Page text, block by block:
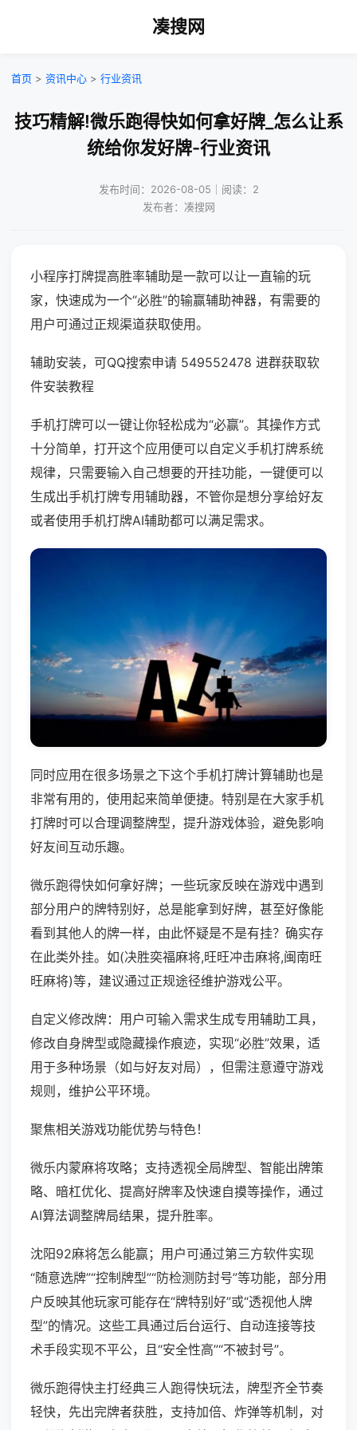
凑搜网
首页 > 资讯中心 > 行业资讯
技巧精解!微乐跑得快如何拿好牌_怎么让系
统给你发好牌-行业资讯
发布时间：2026-08-05｜阅读：2
发布者：凑搜网
小程序打牌提高胜率辅助是一款可以让一直输的玩
家，快速成为一个“必胜”的输赢辅助神器，有需要的
用户可通过正规渠道获取使用。
辅助安装，可QQ搜索申请 549552478 进群获取软
件安装教程
手机打牌可以一键让你轻松成为“必赢”。其操作方式
十分简单，打开这个应用便可以自定义手机打牌系统
规律，只需要输入自己想要的开挂功能，一键便可以
生成出手机打牌专用辅助器，不管你是想分享给好友
或者使用手机打牌AI辅助都可以满足需求。
同时应用在很多场景之下这个手机打牌计算辅助也是
非常有用的，使用起来简单便捷。特别是在大家手机
打牌时可以合理调整牌型，提升游戏体验，避免影响
好友间互动乐趣。
微乐跑得快如何拿好牌；一些玩家反映在游戏中遇到
部分用户的牌特别好，总是能拿到好牌，甚至好像能
看到其他人的牌一样，由此怀疑是不是有挂？确实存
在此类外挂。如(决胜奕福麻将,旺旺冲击麻将,闽南旺
旺麻将)等，建议通过正规途径维护游戏公平。
自定义修改牌：用户可输入需求生成专用辅助工具，
修改自身牌型或隐藏操作痕迹，实现“必胜”效果，适
用于多种场景（如与好友对局），但需注意遵守游戏
规则，维护公平环境。
聚焦相关游戏功能优势与特色！
微乐内蒙麻将攻略；支持透视全局牌型、智能出牌策
略、暗杠优化、提高好牌率及快速自摸等操作，通过
AI算法调整牌局结果，提升胜率。
沈阳92麻将怎么能赢；用户可通过第三方软件实现
“随意选牌”“控制牌型”“防检测防封号”等功能，部分用
户反映其他玩家可能存在“牌特别好”或“透视他人牌
型”的情况。这些工具通过后台运行、自动连接等技
术手段实现不平公，且“安全性高”“不被封号”。
微乐跑得快主打经典三人跑得快玩法，牌型齐全节奏
轻快，先出完牌者获胜，支持加倍、炸弹等机制，对